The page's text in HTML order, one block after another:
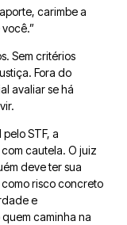
carimbe a
Sem critérios
Fora do
avaliar se há
STF, a
cautela. O juiz
deve ter sua
risco concreto
e
caminha na